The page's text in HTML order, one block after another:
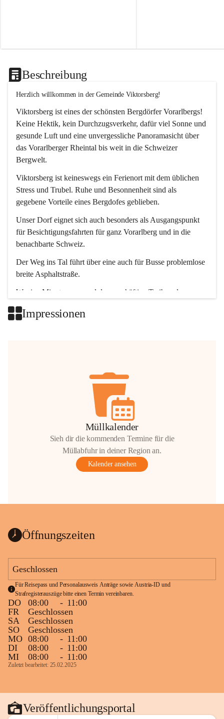
Beschreibung
Herzlich willkommen in der Gemeinde Viktorsberg!
Viktorsberg ist eines der schönsten Bergdörfer Vorarlbergs!
Keine Hektik, kein Durchzugsverkehr, dafür viel Sonne und
gesunde Luft und eine unvergessliche Panoramasicht über
das Vorarlberger Rheintal bis weit in die Schweizer
Bergwelt.
Viktorsberg ist keineswegs ein Ferienort mit dem üblichen
Stress und Trubel. Ruhe und Besonnenheit sind als
gegebene Vorteile eines Bergdofes geblieben.
Unser Dorf eignet sich auch besonders als Ausgangspunkt
für Besichtigungsfahrten für ganz Vorarlberg und in die
benachbarte Schweiz.
Der Weg ins Tal führt über eine auch für Busse problemlose
breite Asphaltstraße.
Wenige Minuten nur, und das geschäftige Treiben der
Impressionen
Müllkalender
Sieh dir die kommenden Termine für die
Müllabfuhr in deiner Region an.
Kalender ansehen
Öffnungszeiten
Geschlossen
Für Reisepass und Personalausweis Anträge sowie Austria-ID und
Strafregisterauszüge bitte einen Termin vereinbaren.
DO 08:00 - 11:00
FR
Geschlossen
SA
Geschlossen
SO
Geschlossen
MO 08:00 - 11:00
DI
08:00 - 11:00
MI
08:00 - 11:00
Zuletzt bearbeitet: 25.02.2025
Veröffentlichungsportal